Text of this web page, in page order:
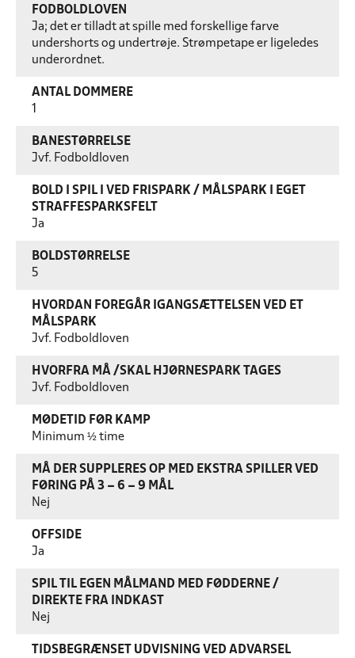
FODBOLDLOVEN
Ja; det er tilladt at spille med forskellige farve
undershorts og undertrøje. Strømpetape er ligeledes
underordnet.
ANTAL DOMMERE
BANESTØRRELSE
Jvf. Fodboldloven
BOLD I SPIL I VED FRISPARK / MÅLSPARK I EGET
STRAFFESPARKSFELT
Ja
BOLDSTØRRELSE
5
HVORDAN FOREGÅR IGANGSÆTTELSEN VED ET
MÅLSPARK
Jvf. Fodboldloven
HVORFRA MÅ /SKAL HJØRNESPARK TAGES
Jvf. Fodboldloven
MØDETID FØR KAMP
Minimum ½ time
MÅ DER SUPPLERES OP MED EKSTRA SPILLER VED
FØRING PÅ 3 – 6 – 9 MÅL
Nej
OFFSIDE
Ja
SPIL TIL EGEN MÅLMAND MED FØDDERNE /
DIREKTE FRA INDKAST
Nej
TIDSBEGRÆNSET UDVISNING VED ADVARSEL